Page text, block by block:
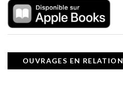
OUVRAGES EN RELATION